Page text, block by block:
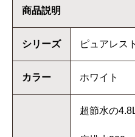
商品説明
シリーズ ピュアレス
カラー ホワイト
超節水の